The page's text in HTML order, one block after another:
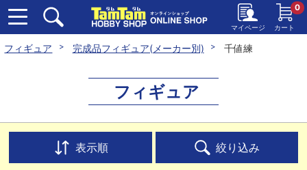
マイページ カート
0
フィギュア 完成品フィギュア(メーカー別) 千値練
フィギュア
表示順 絞り込み